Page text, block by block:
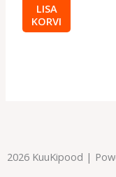
LISA
KORVI
2026 KuuKipood |